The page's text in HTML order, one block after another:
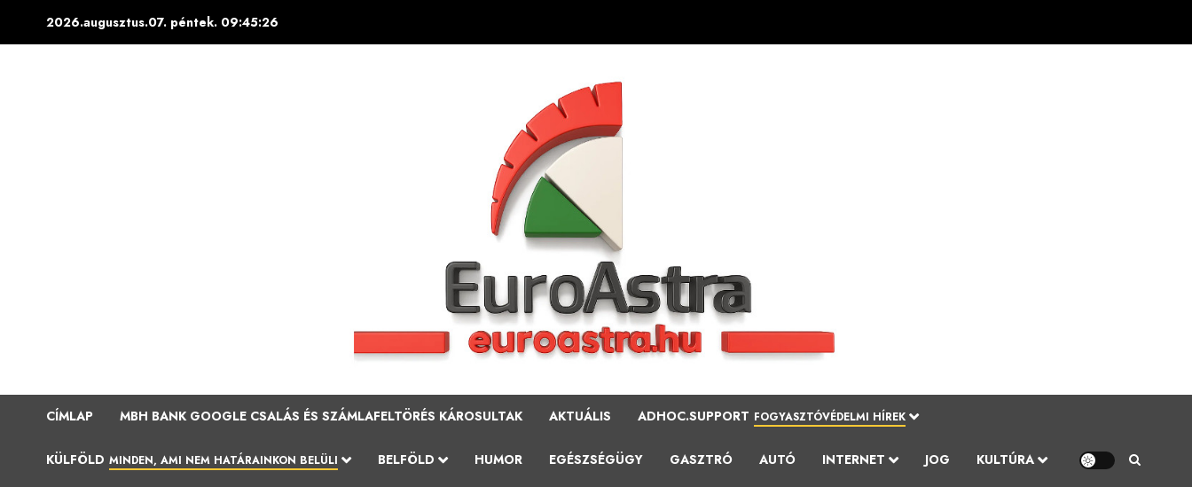
2026.augusztus.07. péntek. 09:45:27
CÍMLAP MBH BANK GOOGLE CSALÁS ÉS SZÁMLAFELTÖRÉS KÁROSULTAK AKTUÁLIS ADHOC.SUPPORT FOGYASZTÓVÉDELMI HÍREK
KÜLFÖLD MINDEN, AMI NEM HATÁRAINKON BELÜLI BELFÖLD HUMOR EGÉSZSÉGÜGY GASZTRÓ AUTÓ INTERNET JOG KULTÚRA